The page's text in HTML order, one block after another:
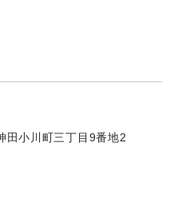
田小川町三丁目9番地2